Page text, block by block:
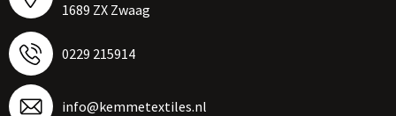
1689 ZX Zwaag
0229 215914
info@kemmetextiles.nl